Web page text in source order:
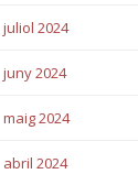
juliol 2024
juny 2024
maig 2024
abril 2024